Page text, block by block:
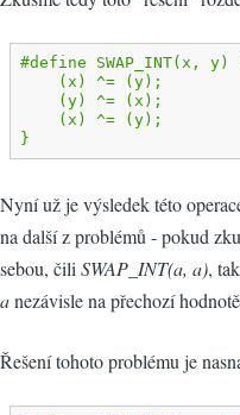
#define SWAP_INT(x,
(x) ^= (y);
(y) ^= (x);
(x) ^= (y);
}
Nyní už je výsledek této
na další z problémů - pokud
sebou, čili SWAP_INT(a, a),
anezávisle na přechozí
Řešení tohoto problému je